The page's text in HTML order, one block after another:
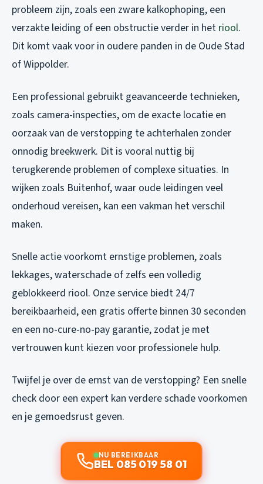
probleem zijn, zoals een zware kalkophoping, een
verzakte leiding of een obstructie verder in het riool.
Dit komt vaak voor in oudere panden in de Oude Stad
of Wippolder.
Een professional gebruikt geavanceerde technieken,
zoals camera-inspecties, om de exacte locatie en
oorzaak van de verstopping te achterhalen zonder
onnodig breekwerk. Dit is vooral nuttig bij
terugkerende problemen of complexe situaties. In
wijken zoals Buitenhof, waar oude leidingen veel
onderhoud vereisen, kan een vakman het verschil
maken.
Snelle actie voorkomt ernstige problemen, zoals
lekkages, waterschade of zelfs een volledig
geblokkeerd riool. Onze service biedt 24/7
bereikbaarheid, een gratis offerte binnen 30 seconden
en een no-cure-no-pay garantie, zodat je met
vertrouwen kunt kiezen voor professionele hulp.
Twijfel je over de ernst van de verstopping? Een snelle
check door een expert kan verdere schade voorkomen
en je gemoedsrust geven.
NU BEREIKBAAR
BEL 085 019 58 01